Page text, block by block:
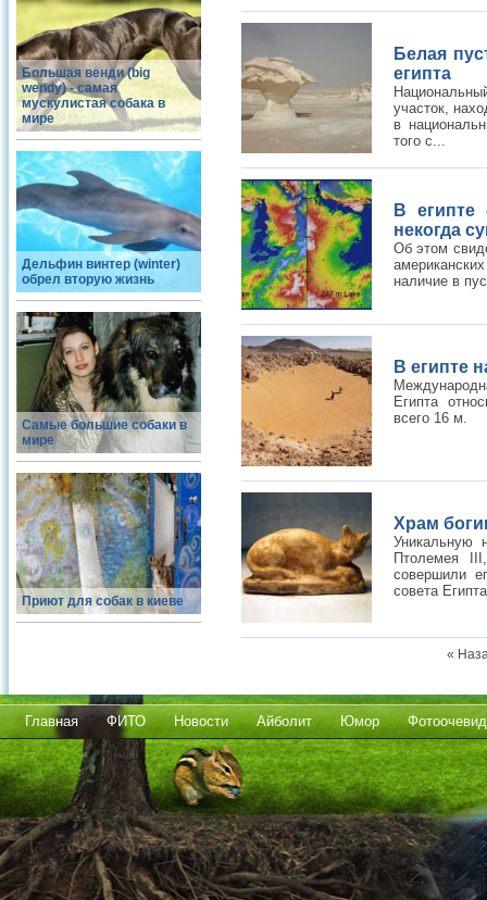
Большая венди (big
wendy) - самая
мускулистая собака в
мире
Дельфин винтер (winter)
обрел вторую жизнь
Самые большие собаки в
мире
Приют для собак в киеве
Белая
египта
участок,
в
того с...
В египте
некогда
Об этом
наличие в
В египте
Египта
всего 16 м.
Храм
Уникальную
Птолемея
совершили
совета
«
Главная ФИТО Новости Айболит Юмор